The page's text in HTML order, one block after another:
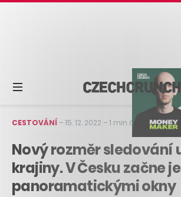
CESTOVÁNÍ–15. 12. 2022 –1 min čtení
Nový rozměr
krajiny. V Česku začne
panoramatickými okny